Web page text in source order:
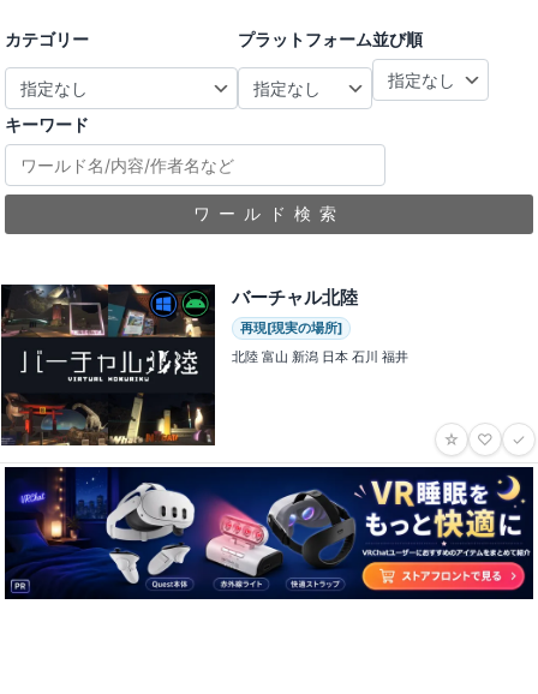
カテゴリー プラットフォーム並び順
キーワード
ワールド検索
バーチャル北陸
再現[現実の場所]
北陸 富山 新潟 日本 石川 福井
☆ ♡ ✓